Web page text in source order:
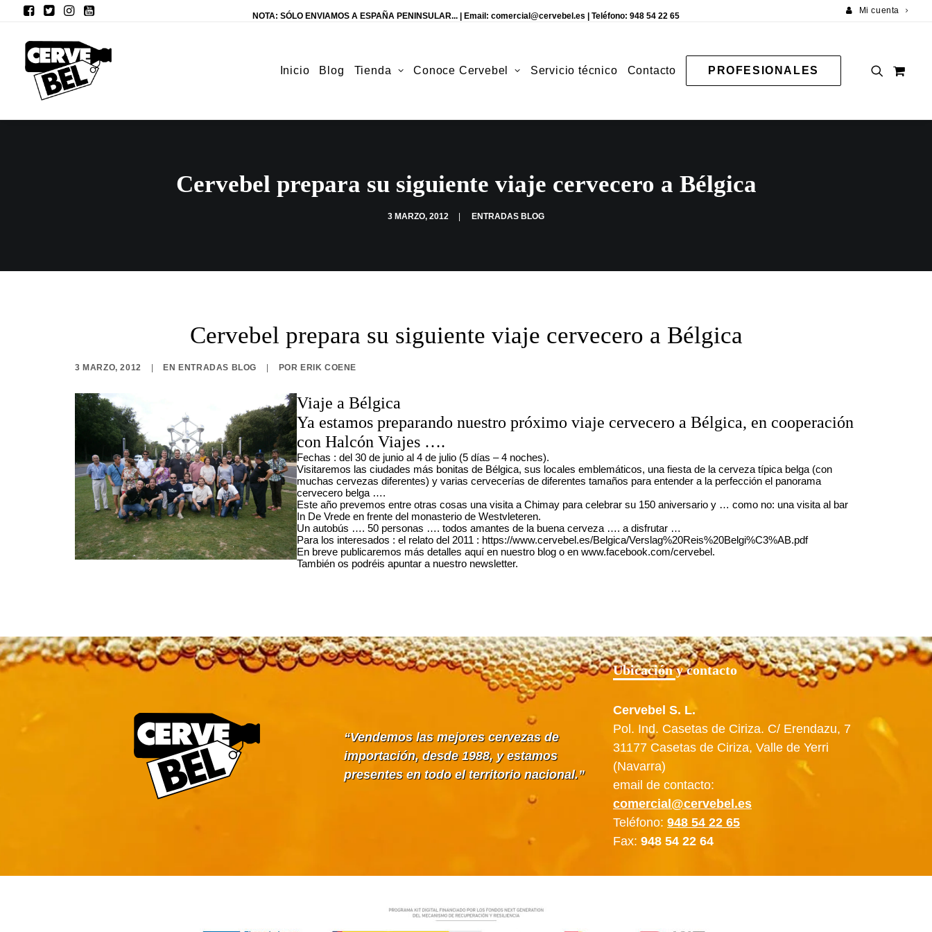
NOTA: SÓLO ENVIAMOS A ESPAÑA PENINSULAR... | Email: comercial@cervebel.es | Teléfono: 948 54 22 65
Mi cuenta
Inicio Blog Tienda Conoce Cervebel Servicio técnico Contacto PROFESIONALES
Cervebel prepara su siguiente viaje cervecero a Bélgica
3 MARZO, 2012 ENTRADAS BLOG
Cervebel prepara su siguiente viaje cervecero a Bélgica
3 MARZO, 2012 EN ENTRADAS BLOG POR ERIK COENE
Viaje a Bélgica
Ya estamos preparando nuestro próximo viaje cervecero a Bélgica, en cooperación
con Halcón Viajes ….
Fechas : del 30 de junio al 4 de julio (5 días – 4 noches).
Visitaremos las ciudades más bonitas de Bélgica, sus locales emblemáticos, una fiesta de la cerveza típica belga (con
muchas cervezas diferentes) y varias cervecerías de diferentes tamaños para entender a la perfección el panorama
cervecero belga ….
Este año prevemos entre otras cosas una visita a Chimay para celebrar su 150 aniversario y … como no: una visita al bar
In De Vrede en frente del monasterio de Westvleteren.
Un autobús …. 50 personas …. todos amantes de la buena cerveza …. a disfrutar …
Para los interesados : el relato del 2011 : https://www.cervebel.es/Belgica/Verslag%20Reis%20Belgi%C3%AB.pdf
En breve publicaremos más detalles aquí en nuestro blog o en www.facebook.com/cervebel.
También os podréis apuntar a nuestro newsletter.
Vendemos las mejores cervezas de
importación, desde 1988, y estamos
presentes en todo el territorio nacional.
Ubicación y contacto
Cervebel S. L.
Pol. Ind. Casetas de Ciriza. C/ Erendazu, 7
31177 Casetas de Ciriza, Valle de Yerri
(Navarra)
email de contacto:
comercial@cervebel.es
Teléfono: 948 54 22 65
Fax: 948 54 22 64